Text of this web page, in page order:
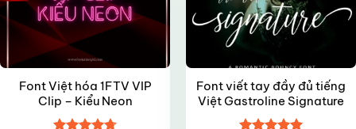
Font Việt hóa 1FTV VIP
Clip – Kiểu Neon
Font viết tay đầy đủ tiếng
Việt Gastroline Signature